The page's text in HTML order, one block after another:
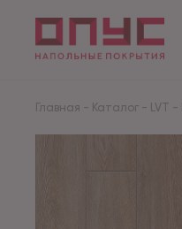
Главная - Каталог - LVT -